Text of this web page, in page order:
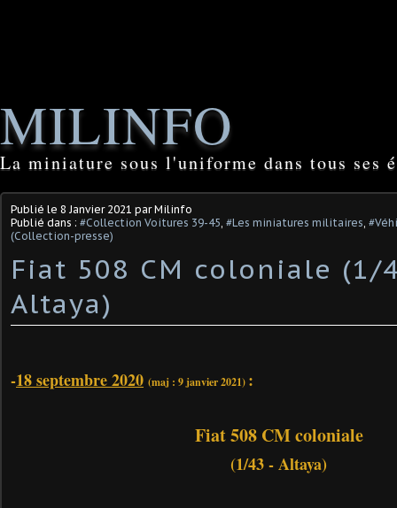
MILINFO
La miniature sous l'uniforme dans tous ses
Publié le 8 Janvier 2021 par Milinfo
Publié dans : #Collection Voitures 39-45, #Les miniatures militaires,
(Collection-presse)
Fiat 508 CM coloniale (1/
Altaya)
-18 septembre 2020 (maj : 9 janvier 2021) :
Fiat 508 CM coloniale
(1/43 - Altaya)